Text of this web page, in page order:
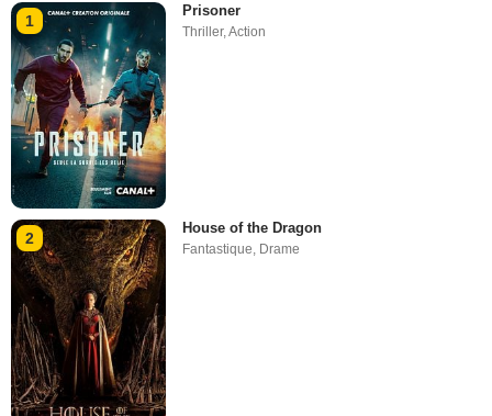
1
Prisoner
Thriller,Action
2
House of the Dragon
Fantastique, Drame